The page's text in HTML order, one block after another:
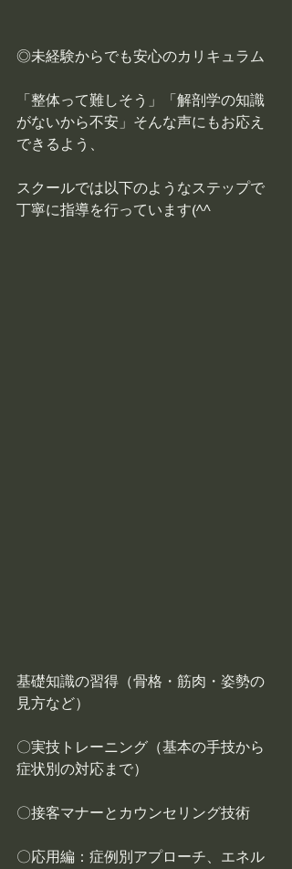
◎未経験からでも安心のカリキュラム
「整体って難しそう」「解剖学の知識
がないから不安」そんな声にもお応え
できるよう、
スクールでは以下のようなステップで
丁寧に指導を行っています(^^
基礎知識の習得（骨格・筋肉・姿勢の
見方など）
〇実技トレーニング（基本の手技から
症状別の対応まで）
〇接客マナーとカウンセリング技術
〇応用編：症例別アプローチ、エネル